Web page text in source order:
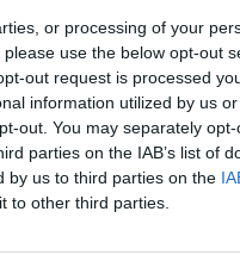
or processing of your
use the below opt-out
out request is processed
information utilized by us
out. You may separately
parties on the IAB’s list of
by us to third parties on the
to other third parties.
in panchina
offensivo con
Cassetti
Angel e
A
De
ai lati.
venti
States?
la strategia